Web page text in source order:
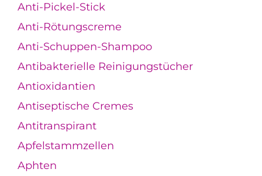
Anti-Pickel-Stick
Anti-Rötungscreme
Anti-Schuppen-Shampoo
Antibakterielle Reinigungstücher
Antioxidantien
Antiseptische Cremes
Antitranspirant
Apfelstammzellen
Aphten